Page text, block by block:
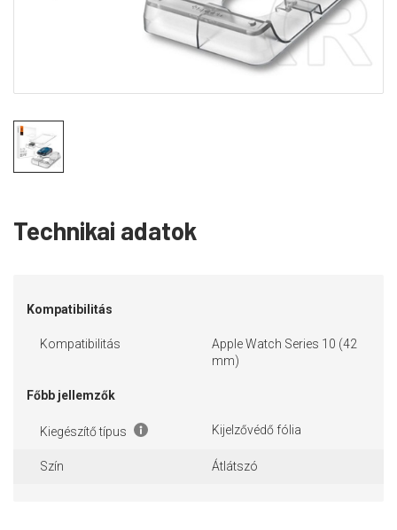
Technikai adatok
Kompatibilitás
Kompatibilitás
Apple Watch Series 10 (42
mm)
Főbb jellemzők
Kiegészítő típus Kijelzővédő fólia
Szín Átlátszó